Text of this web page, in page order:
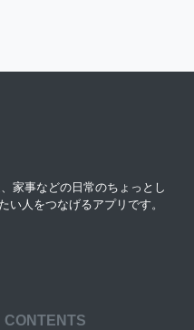
家事などの日常のちょっとし
い人をつなげるアプリです。
CONTENTS